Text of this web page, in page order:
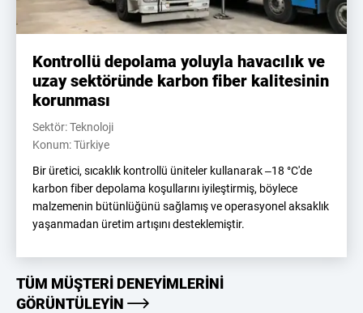
Kontrollü depolama yoluyla havacılık ve
uzay sektöründe karbon fiber kalitesinin
korunması
Sektör: Teknoloji
Konum: Türkiye
Bir üretici, sıcaklık kontrollü üniteler kullanarak –18 °C'de
karbon fiber depolama koşullarını iyileştirmiş, böylece
malzemenin bütünlüğünü sağlamış ve operasyonel aksaklık
yaşanmadan üretim artışını desteklemiştir.
TÜM MÜŞTERI DENEYIMLERINI
GÖRÜNTÜLEYIN